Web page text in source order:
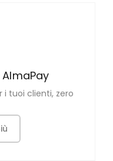
i tuoi clienti, zero